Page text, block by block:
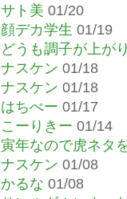
サト美 01/20
顔デカ学生 01/19
どうも調子が上が
ナスケン 01/18
ナスケン 01/18
はちべー 01/17
こーりきー 01/14
寅年なので虎ネタ
ナスケン 01/08
かるな 01/08